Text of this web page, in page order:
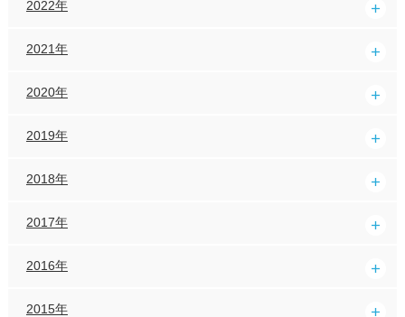
2022年
2021年
2020年
2019年
2018年
2017年
2016年
2015年